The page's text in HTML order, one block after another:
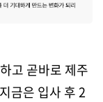
고 곧바로 제주
금은 입사 후 2